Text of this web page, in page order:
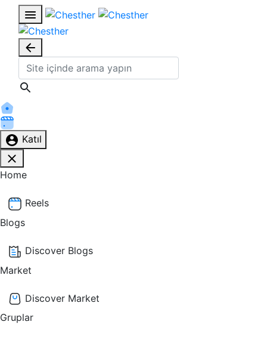
Katıl
Home
Reels
Blogs
Discover Blogs
Market
Discover Market
Gruplar